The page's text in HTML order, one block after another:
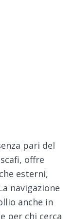
pari del
offre
esterni,
navigazione
anche in
per chi cerca